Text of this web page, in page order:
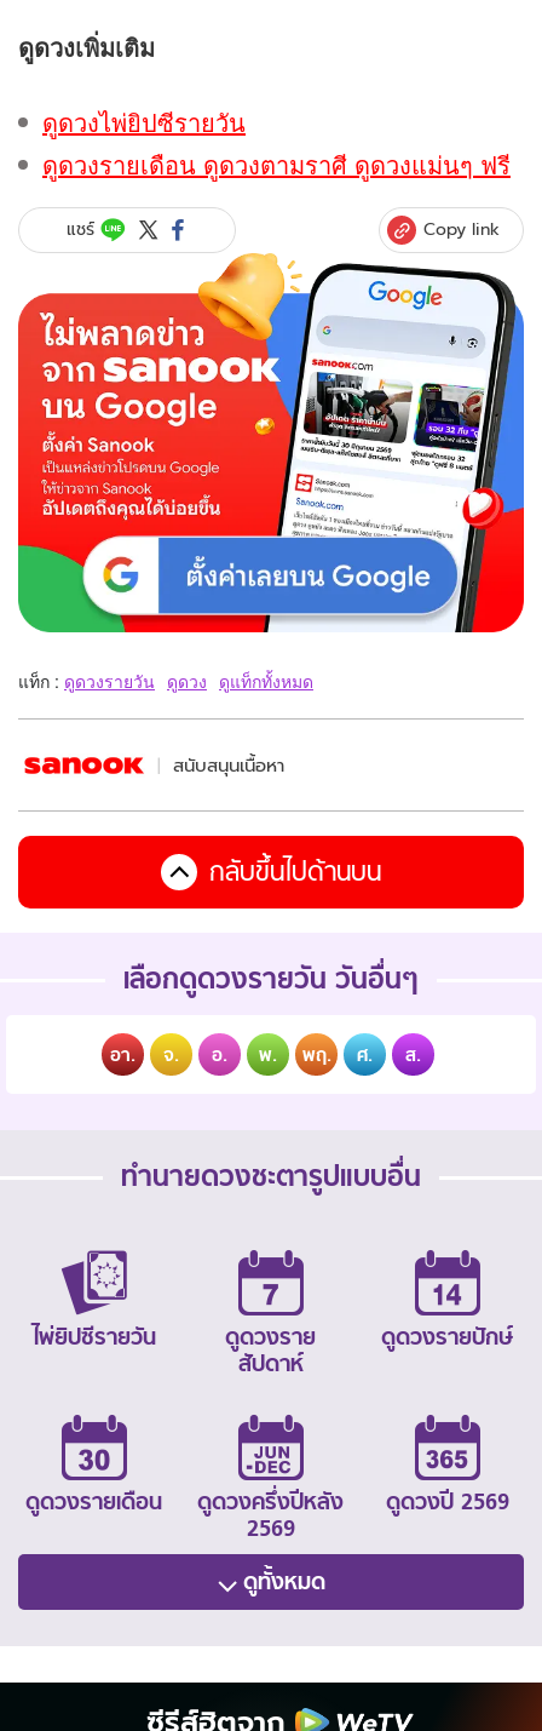
ดูดวงเพิ่มเติม
ดูดวงไพ่ยิปซีรายวัน
ดูดวงรายเดือน ดูดวงตามราศี ดูดวงแม่นๆ ฟรี
แชร์ Copy link
แท็ก : ดูดวงรายวัน ดูดวง ดูแท็กทั้งหมด
สนับสนุนเนื้อหา
กลับขึ้นไปด้านบน
เลือกดูดวงรายวัน วันอื่นๆ
อา. จ. อ. พ. พฤ. ศ. ส.
ทำนายดวงชะตารูปแบบอื่น
ไพ่ยิปซีรายวัน
ดูดวงราย
สัปดาห์
ดูดวงรายปักษ์
ดูดวงรายเดือน
ดูดวงครึ่งปีหลัง
2569
ดูดวงปี 2569
ดูทั้งหมด
ซีรีส์ฮิตจาก